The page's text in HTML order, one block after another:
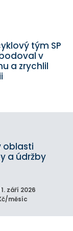
tým SP
v
a zrychlil
oblasti
a údržby
září 2026
měsíc